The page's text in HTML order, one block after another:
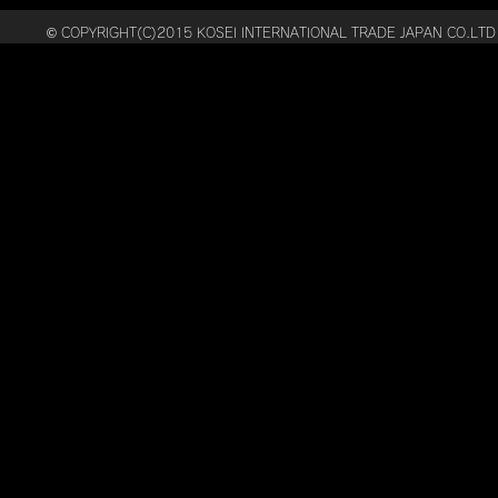
© COPYRIGHT(C)2015 KOSEI INTERNATIONAL TRADE JAPAN